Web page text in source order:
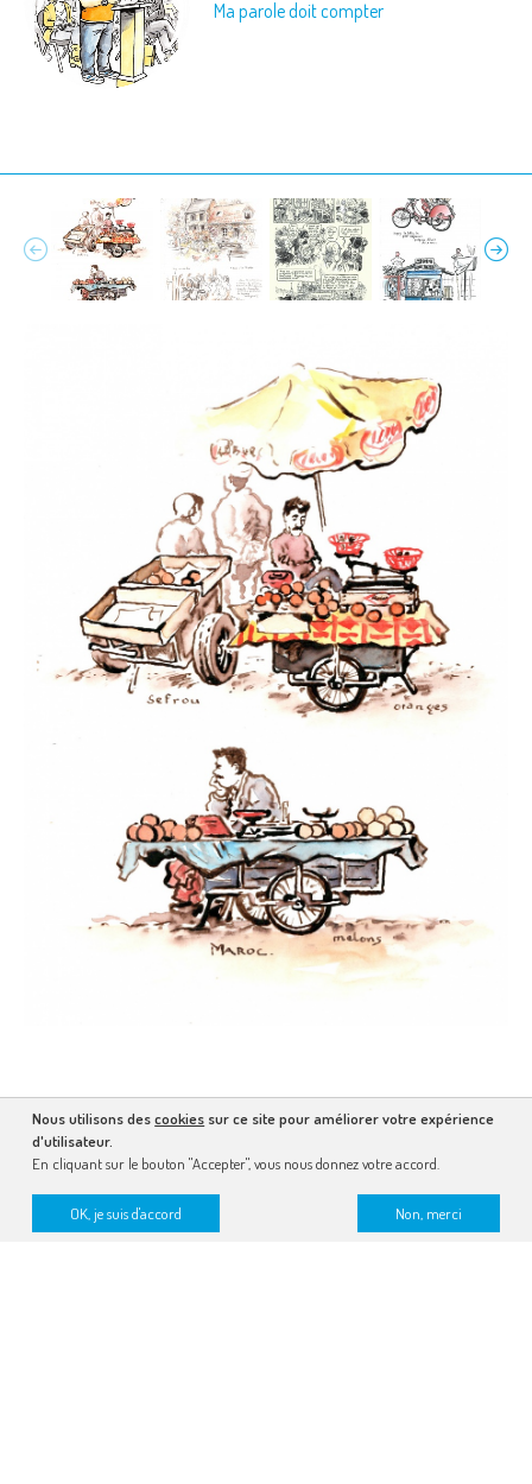
Ma parole doit compter
Nous utilisons descookies sur ce site pour améliorer votre expérience
d'utilisateur.
En cliquant sur le bouton "Accepter", vous nous donnez votre accord.
OK, je suis d'accord Non, merci